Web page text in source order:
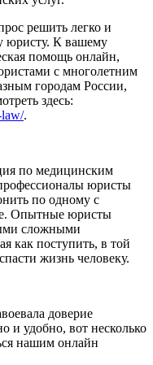
решить легко и
юристу. К вашему
помощь онлайн,
с многолетним
городам России,
здесь:
law/.
по медицинским
юристы
по одному с
Опытные юристы
сложными
как поступить, в той
жизнь человеку.
доверие
и удобно, вот несколько
нашим онлайн